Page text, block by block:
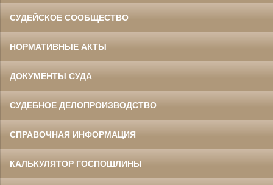
СУДЕЙСКОЕ СООБЩЕСТВО
НОРМАТИВНЫЕ АКТЫ
ДОКУМЕНТЫ СУДА
СУДЕБНОЕ ДЕЛОПРОИЗВОДСТВО
СПРАВОЧНАЯ ИНФОРМАЦИЯ
КАЛЬКУЛЯТОР ГОСПОШЛИНЫ